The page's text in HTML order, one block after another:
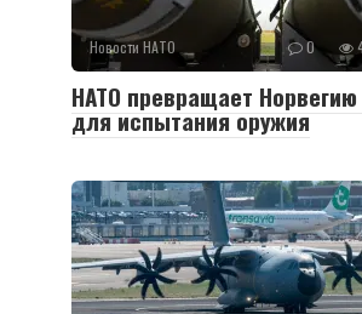
Новости НАТО 0
НАТО превращает Норвегию
для испытания оружия